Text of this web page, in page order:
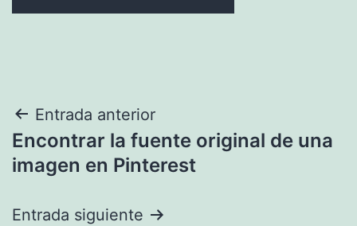
Navegación
de
Entrada anterior
Encontrar la fuente original de una
imagen en Pinterest
Entrada siguiente